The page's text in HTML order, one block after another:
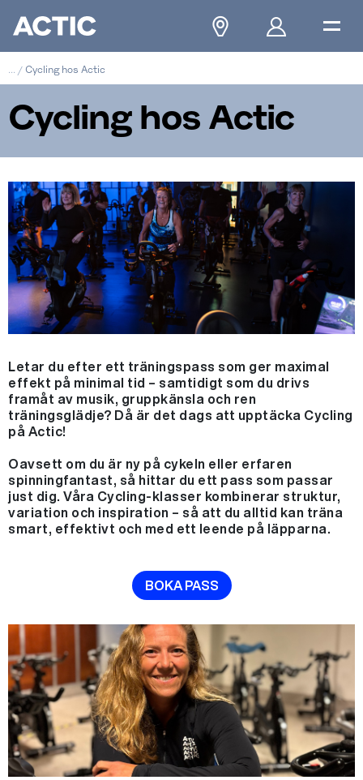
/ Cycling hos Actic
Cycling hos Actic
Letar du efter ett träningspass som ger maximal
effekt på minimal tid – samtidigt som du drivs
framåt av musik, gruppkänsla och ren
träningsglädje? Då är det dags att upptäcka Cycling
på Actic!
Oavsett om du är ny på cykeln eller erfaren
spinningfantast, så hittar du ett pass som passar
just dig. Våra Cycling-klasser kombinerar struktur,
variation och inspiration – så att du alltid kan träna
smart, effektivt och med ett leende på läpparna.
BOKA PASS